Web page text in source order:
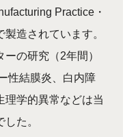
Practice・
造されています。
の研究（2年間）
性結膜炎、白内障
理学的異常などは当
た。